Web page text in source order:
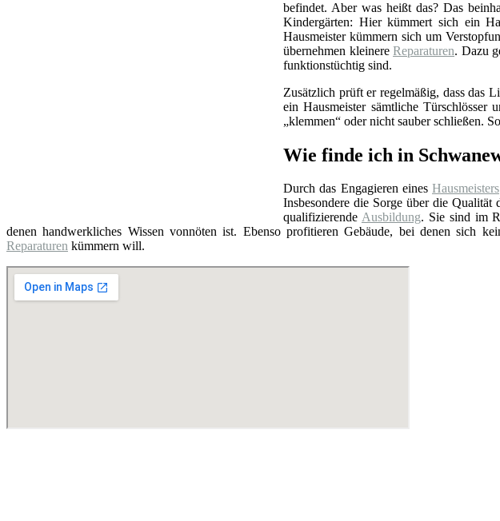
befindet. Aber was heißt das? Das
Kindergärten: Hier kümmert sich ein
Hausmeister kümmern sich um
übernehmen kleinereReparaturen. Dazu
funktionstüchtig sind.
Zusätzlich prüft er regelmäßig, dass das
ein Hausmeister sämtliche
„klemmen“ oder nicht sauber schließen.
Wie finde ich in
Durch das Engagieren eines Hausmeisters
Insbesondere die Sorge über die
qualifizierende Ausbildung. Sie sind im
denen handwerkliches Wissen vonnöten ist. Ebenso profitieren Gebäude, bei denen sich
Reparaturen kümmern will.